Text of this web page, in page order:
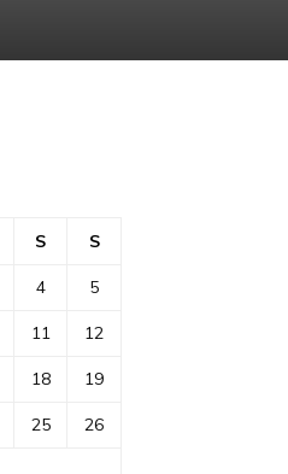
S S
4 5
11 12
18 19
25 26